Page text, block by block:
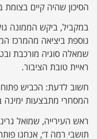
הסיכון שהיה קיים
במקביל, ביקש הממונה
נוספת ביציאה מהמרכז
שמאלה סוגיה מורכבת
ראיית טובת הציבור.
חשוב לדעת: הכביש
המסחרי מתבצעות ימינה
ראש העירייה, שמואל
תושבי רמה ד׳, אנחנו